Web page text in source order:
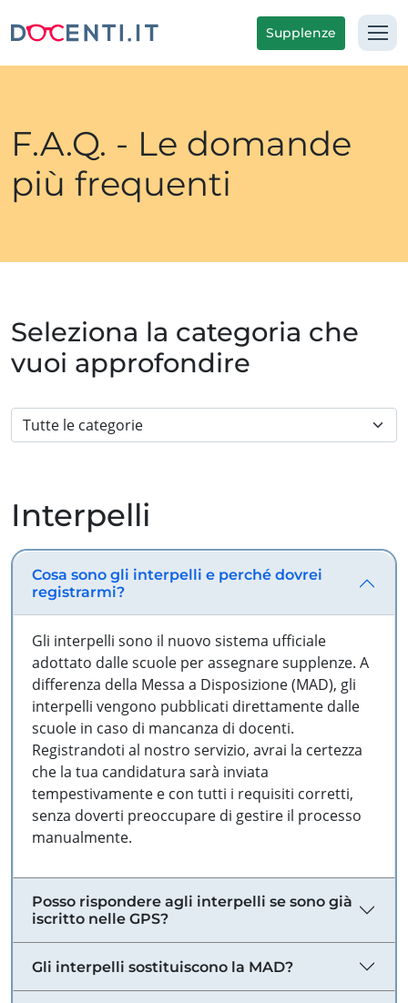
Supplenze
F.A.Q. - Le domande
più frequenti
Seleziona la categoria che
vuoi approfondire
Interpelli
Cosa sono gli interpelli e perché dovrei
registrarmi?
Gli interpelli sono il nuovo sistema ufficiale
adottato dalle scuole per assegnare supplenze. A
differenza della Messa a Disposizione (MAD), gli
interpelli vengono pubblicati direttamente dalle
scuole in caso di mancanza di docenti.
Registrandoti al nostro servizio, avrai la certezza
che la tua candidatura sarà inviata
tempestivamente e con tutti i requisiti corretti,
senza doverti preoccupare di gestire il processo
manualmente.
Posso rispondere agli interpelli se sono già
iscritto nelle GPS?
Gli interpelli sostituiscono la MAD?